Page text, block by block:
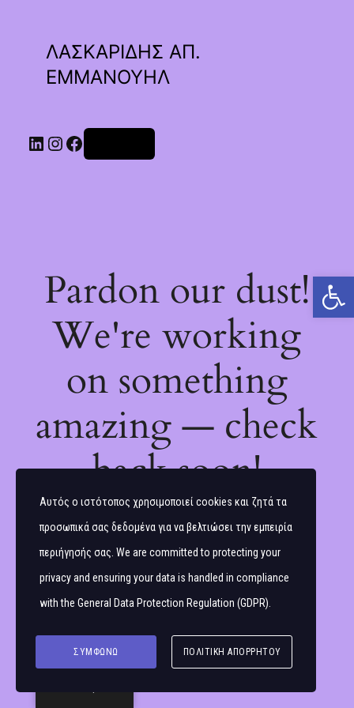
Ανοίξτε τη γραμμή εργαλείων
ΛΑΣΚΑΡΙΔΗΣ ΑΠ.
ΕΜΜΑΝΟΥΗΛ
Linkedin
Instagram
Facebook
Pardon our dust!
We're working
on something
amazing — check
back soon!
Αυτός ο ιστότοπος χρησιμοποιεί cookies και ζητά τα
προσωπικά σας δεδομένα για να βελτιώσει την εμπειρία
περιήγησής σας. We are committed to protecting your
privacy and ensuring your data is handled in compliance
with the General Data Protection Regulation (GDPR)
ΣΥΜΦΩΝΏ ΠΟΛΙΤΙΚΉ ΑΠΟΡΡΉΤΟΥ